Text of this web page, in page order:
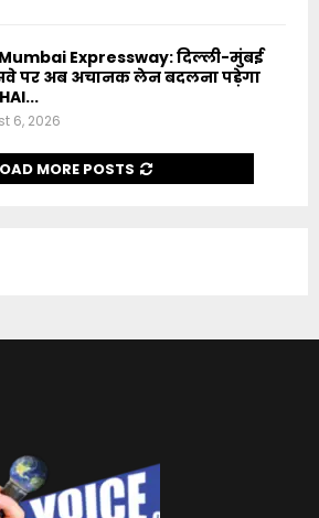
Expressway: दिल्ली-मुंबई
पर अब अचानक लेन बदलना पड़ेगा
6, 2026
MORE POSTS